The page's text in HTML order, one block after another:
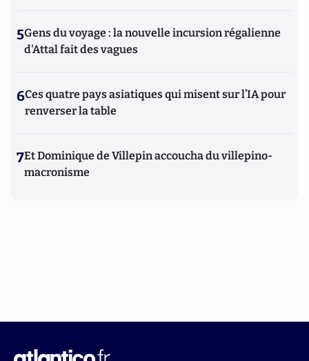
Universitaires de France (PUF).
5Gens du voyage : la nouvelle incursion régalienne
d'Attal fait des vagues
6Ces quatre pays asiatiques qui misent sur l’IA pour
renverser la table
7Et Dominique de Villepin accoucha du villepino-
macronisme